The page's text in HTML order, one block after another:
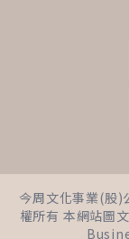
今周文化事業(股
權所有 本網站圖